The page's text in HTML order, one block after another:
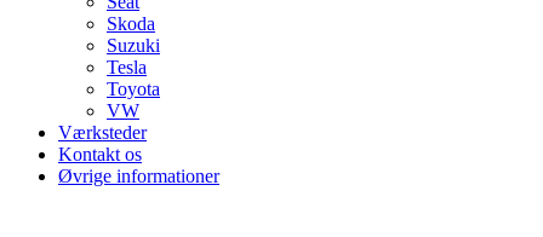
Skoda
Suzuki
Tesla
Toyota
VW
Værksteder
Kontakt os
Øvrige informationer